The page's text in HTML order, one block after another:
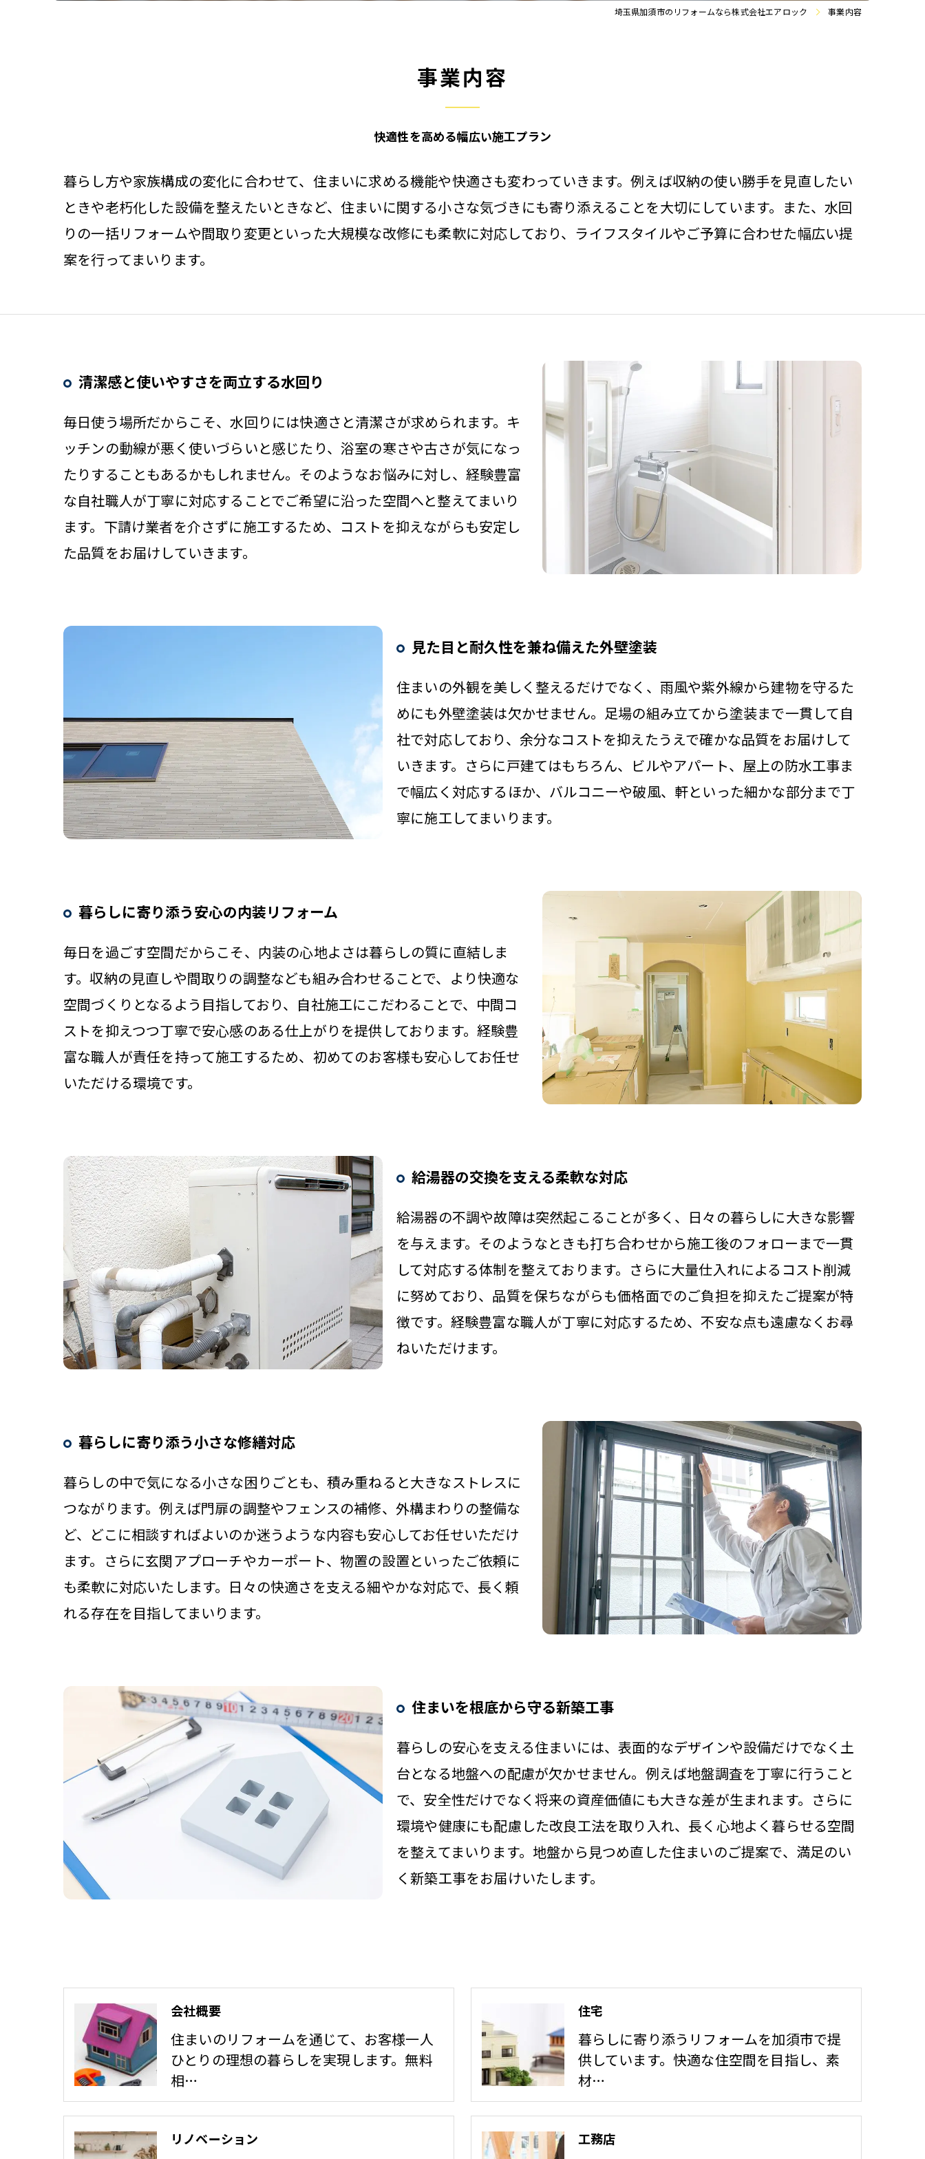
埼玉県加須市のリフォームなら株式会社エアロック 事業内容
快適性を高める幅広い施工プラン
事業内容
暮らし方や家族構成の変化に合わせて、住まいに求める機能や快適さも変わっていきます。例えば収納の使い勝手を見直したい
ときや老朽化した設備を整えたいときなど、住まいに関する小さな気づきにも寄り添えることを大切にしています。また、水回
りの一括リフォームや間取り変更といった大規模な改修にも柔軟に対応しており、ライフスタイルやご予算に合わせた幅広い提
案を行ってまいります。
清潔感と使いやすさを両立する水回り
毎日使う場所だからこそ、水回りには快適さと清潔さが求められます。キ
ッチンの動線が悪く使いづらいと感じたり、浴室の寒さや古さが気になっ
たりすることもあるかもしれません。そのようなお悩みに対し、経験豊富
な自社職人が丁寧に対応することでご希望に沿った空間へと整えてまいり
ます。下請け業者を介さずに施工するため、コストを抑えながらも安定し
た品質をお届けしていきます。
見た目と耐久性を兼ね備えた外壁塗装
住まいの外観を美しく整えるだけでなく、雨風や紫外線から建物を守るた
めにも外壁塗装は欠かせません。足場の組み立てから塗装まで一貫して自
社で対応しており、余分なコストを抑えたうえで確かな品質をお届けして
いきます。さらに戸建てはもちろん、ビルやアパート、屋上の防水工事ま
で幅広く対応するほか、バルコニーや破風、軒といった細かな部分まで丁
寧に施工してまいります。
暮らしに寄り添う安心の内装リフォーム
毎日を過ごす空間だからこそ、内装の心地よさは暮らしの質に直結しま
す。収納の見直しや間取りの調整なども組み合わせることで、より快適な
空間づくりとなるよう目指しており、自社施工にこだわることで、中間コ
ストを抑えつつ丁寧で安心感のある仕上がりを提供しております。経験豊
富な職人が責任を持って施工するため、初めてのお客様も安心してお任せ
いただける環境です。
給湯器の交換を支える柔軟な対応
給湯器の不調や故障は突然起こることが多く、日々の暮らしに大きな影響
を与えます。そのようなときも打ち合わせから施工後のフォローまで一貫
して対応する体制を整えております。さらに大量仕入れによるコスト削減
に努めており、品質を保ちながらも価格面でのご負担を抑えたご提案が特
徴です。経験豊富な職人が丁寧に対応するため、不安な点も遠慮なくお尋
ねいただけます。
暮らしに寄り添う小さな修繕対応
暮らしの中で気になる小さな困りごとも、積み重ねると大きなストレスに
つながります。例えば門扉の調整やフェンスの補修、外構まわりの整備な
ど、どこに相談すればよいのか迷うような内容も安心してお任せいただけ
ます。さらに玄関アプローチやカーポート、物置の設置といったご依頼に
も柔軟に対応いたします。日々の快適さを支える細やかな対応で、長く頼
れる存在を目指してまいります。
住まいを根底から守る新築工事
暮らしの安心を支える住まいには、表面的なデザインや設備だけでなく土
台となる地盤への配慮が欠かせません。例えば地盤調査を丁寧に行うこと
で、安全性だけでなく将来の資産価値にも大きな差が生まれます。さらに
環境や健康にも配慮した改良工法を取り入れ、長く心地よく暮らせる空間
を整えてまいります。地盤から見つめ直した住まいのご提案で、満足のい
く新築工事をお届けいたします。
会社概要
住まいのリフォームを通じて、お客様一人
ひとりの理想の暮らしを実現します。無料
相…
住宅
暮らしに寄り添うリフォームを加須市で提
供しています。快適な住空間を目指し、素
材…
リノベーション 工務店